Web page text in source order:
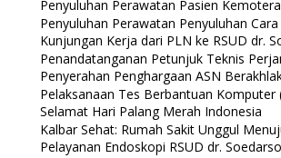
Penyuluhan Perawatan Pasien
Penyuluhan Perawatan Penyuluhan
Kunjungan Kerja dari PLN ke RSUD dr.
Penandatanganan Petunjuk Teknis
Penyerahan Penghargaan ASN
Pelaksanaan Tes Berbantuan Komputer
Selamat Hari Palang Merah Indonesia
Kalbar Sehat: Rumah Sakit Unggul
Pelayanan Endoskopi RSUD dr.